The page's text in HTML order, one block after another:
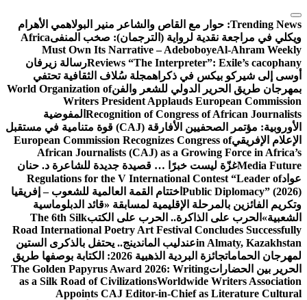
التجاوز
إلى
المحتوى
Trending News: حوار مع القاص والشاعر منير البولاهمي الأهرام
ويكلي في مراجعة نقدية لرواية (الترجمان): صخب المنفىAfrica
Must Own Its Narrative – AdeboboyeAl-Ahram Weekly
Reviews “The Interpreter”: Exile’s cacophanyرسالة زيرفان
أوسى إلى شيركو بيكس في ذكراهمجلة سُلاف الثقافية تحتفي
بمهرجان طريق الحرير الدولي للشعر والفنWorld Organization of
Writers President Applauds European Commission
Recognition of Congress of African Journalists المفوضية
الأوروبية: مؤتمر الصحفيين الأفارقة (CAJ) قوة متنامية في مستقبل
الإعلام الإفريقيEuropean Commission Recognizes Congress of
African Journalists (CAJ) as a Growing Force in Africa’s
Media Futureغزّة ليست خبرًا … قصيدة جديدة للشاعرة د. حنان
عوادRegulations for the V International Contest “Leader of
Public Diplomacy” (2026) اختتام القمة العالمية للشعوب – إفريقيا
وتكريم الفائزين بالمرحلة الإقليمية لمسابقة «قائد الدبلوماسية
الشعبية» الحرب على الذاكرة.. الحرب على الكتبThe 6th Silk
Road International Poetry Art Festival Concludes Successfully
in Almaty, Kazakhstanعندليب الماندينج.. يحتفل بالذكرى الستين
لمهرجان الحمامات
جائزة البردية الذهبية 2026: الكتابة بوصفها طريق
الحرير بين الحضاراتThe Golden Papyrus Award 2026: Writing
as a Silk Road of CivilizationsWorldwide Writers Association
Appoints CAJ Editor-in-Chief as Literature Cultural